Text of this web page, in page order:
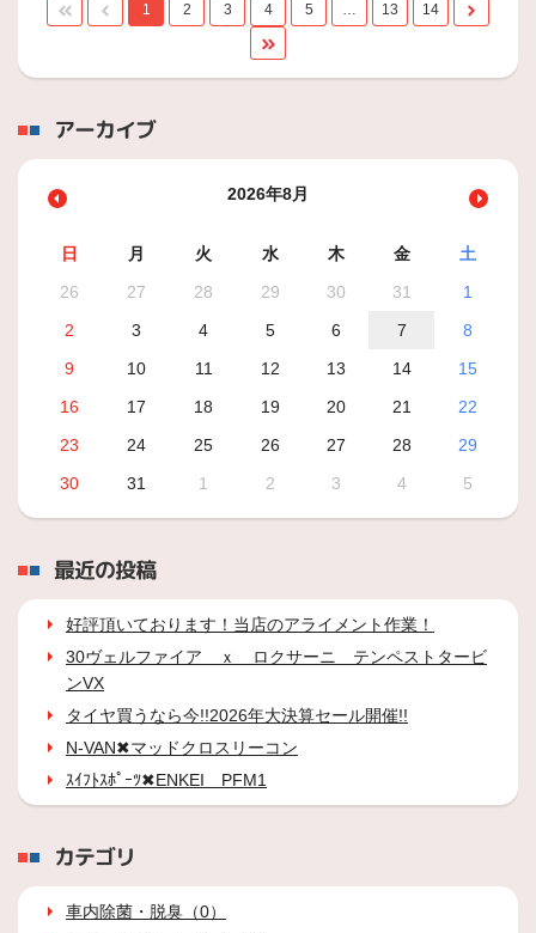
1 2 3 4 5 … 13 14
アーカイブ
2026年8月
日 月 火 水 木 金
土
26
27 28 29 30 31
1
2
3 4 5 6 7
8
9
10 11 12 13 14
15
16
17 18 19 20 21
22
23
24 25 26 27 28
29
30
31 1 2 3 4 5
最近の投稿
好評頂いております！当店のアライメント作業！
30ヴェルファイア ｘ ロクサーニ テンペストタービ
ンVX
タイヤ買うなら今!!2026年大決算セール開催!!
N-VAN✖マッドクロスリーコン
ｽｲﾌﾄｽﾎﾟｰﾂ✖ENKEI PFM1
カテゴリ
車内除菌・脱臭（0）